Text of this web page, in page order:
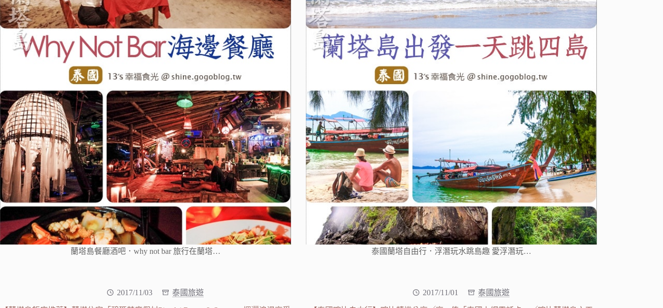
蘭塔島餐廳酒吧．why not bar 旅行在蘭塔… 泰國蘭塔自由行．浮潛玩水跳島趣 愛浮潛玩…
2017/11/03 泰國旅遊 2017/11/01 泰國旅遊